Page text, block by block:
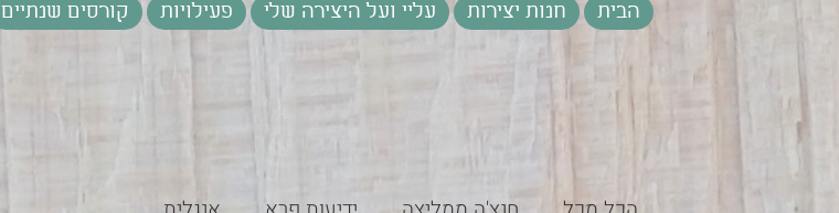
הבית חנות יצירות עליי ועל היצירה שלי פעילויות קורסים שנתיים